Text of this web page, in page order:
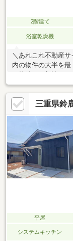
2階建て
浴室乾燥機
＼あれこれ不動産
内の物件の大半を
中瀬古駅まで徒歩
居室南向き・6帖以
子育て世帯も安心※
ます。＝＝＝＝＝
ない住宅ローン選
で、お客様の安心
＝＝＝＝＝＝＝＝＝
三重県鈴
平屋
システムキッチン